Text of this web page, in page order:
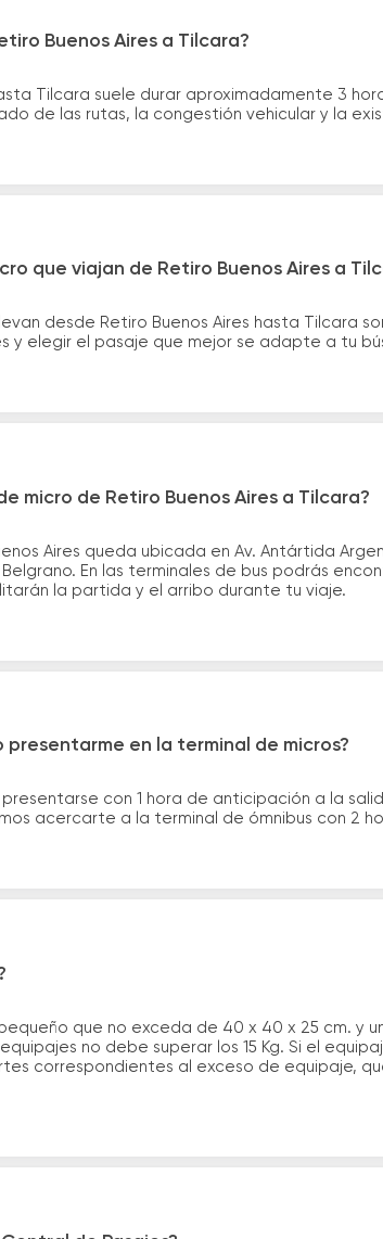
Buenos Aires a Tilcara?
Tilcara suele durar aproximadamente 3
de las rutas, la congestión vehicular y la
que viajan de Retiro Buenos Aires a
desde Retiro Buenos Aires hasta Tilcara
y elegir el pasaje que mejor se adapte a tu
micro de Retiro Buenos Aires a Tilcara?
Aires queda ubicada en Av. Antártida
Belgrano. En las terminales de bus podrás
la partida y el arribo durante tu viaje.
en la terminal de micros?
con 1 hora de anticipación a la
acercarte a la terminal de ómnibus con 2
que no exceda de 40 x 40 x 25 cm. y
no debe superar los 15 Kg. Si el
correspondientes al exceso de equipaje,